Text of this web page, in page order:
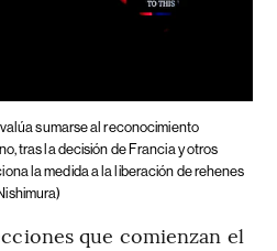
sumarse al reconocimiento
tras la decisión de Francia y otros
la medida a la liberación de rehenes
que comienzan el